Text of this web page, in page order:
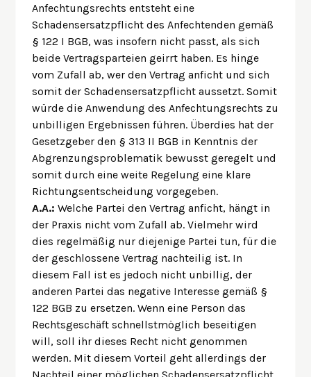
Anfechtungsrechts entsteht eine
Schadensersatzpflicht des Anfechtenden gemäß
§ 122 I BGB, was insofern nicht passt, als sich
beide Vertragsparteien geirrt haben. Es hinge
vom Zufall ab, wer den Vertrag anficht und sich
somit der Schadensersatzpflicht aussetzt. Somit
würde die Anwendung des Anfechtungsrechts zu
unbilligen Ergebnissen führen. Überdies hat der
Gesetzgeber den § 313 II BGB in Kenntnis der
Abgrenzungsproblematik bewusst geregelt und
somit durch eine weite Regelung eine klare
Richtungsentscheidung vorgegeben.
A.A.: Welche Partei den Vertrag anficht, hängt in
der Praxis nicht vom Zufall ab. Vielmehr wird
dies regelmäßig nur diejenige Partei tun, für die
der geschlossene Vertrag nachteilig ist. In
diesem Fall ist es jedoch nicht unbillig, der
anderen Partei das negative Interesse gemäß §
122 BGB zu ersetzen. Wenn eine Person das
Rechtsgeschäft schnellstmöglich beseitigen
will, soll ihr dieses Recht nicht genommen
werden. Mit diesem Vorteil geht allerdings der
Nachteil einer möglichen Schadensersatzpflicht